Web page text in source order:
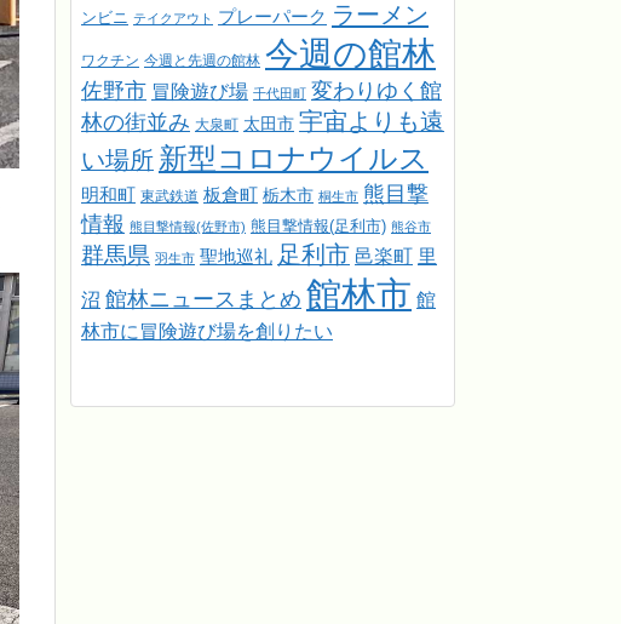
ンビニ テイクアウト プレーパーク ラーメン
ワクチン 今週と先週の館林 今週の館林
佐野市 冒険遊び場 千代田町
変わりゆく館
林の街並み 大泉町 太田市 宇宙よりも遠
い場所 新型コロナウイルス
明和町 東武鉄道 板倉町 栃木市 桐生市 熊目撃
情報 熊目撃情報(佐野市) 熊目撃情報(足利市) 熊谷市
群馬県 羽生市 聖地巡礼 足利市 邑楽町 里
沼 館林ニュースまとめ 館林市 館
林市に冒険遊び場を創りたい